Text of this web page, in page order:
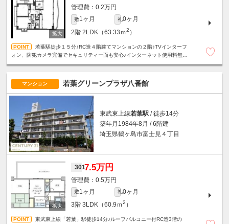
0.2万円
敷1ヶ月 礼0ヶ月
2階 2LDK（63.33ｍ2 ）
若葉駅徒歩１５分♪RC造４階建てマンションの２階♪TVインターフ
ォン、防犯カメラ完備でセキュリティー面も安心♪インターネット使用料無料♪
マンション 若葉グリーンプラザ八番館
東武東上線若葉駅 / 徒歩14分
築年月1984年8月 / 6階建
埼玉県鶴ヶ島市富士見４丁目
3017.5万円
0.5万円
敷1ヶ月 礼0ヶ月
3階 3LDK（60.9ｍ2 ）
東武東上線「若葉」駅徒歩14分♪ルーフバルコニー付RC造3階の